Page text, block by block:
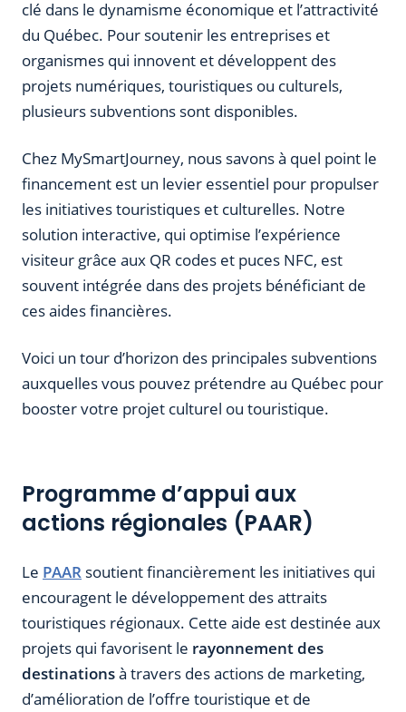
clé dans le dynamisme économique et l’attractivité
du Québec. Pour soutenir les entreprises et
organismes qui innovent et développent des
projets numériques, touristiques ou culturels,
plusieurs subventions sont disponibles.
Chez MySmartJourney, nous savons à quel point le
financement est un levier essentiel pour propulser
les initiatives touristiques et culturelles. Notre
solution interactive, qui optimise l’expérience
visiteur grâce aux QR codes et puces NFC, est
souvent intégrée dans des projets bénéficiant de
ces aides financières.
Voici un tour d’horizon des principales subventions
auxquelles vous pouvez prétendre au Québec pour
booster votre projet culturel ou touristique.
Programme d’appui aux
actions régionales (PAAR)
Le PAAR soutient financièrement les initiatives qui
encouragent le développement des attraits
touristiques régionaux. Cette aide est destinée aux
projets qui favorisent le rayonnement des
destinationsà travers des actions de marketing,
d’amélioration de l’offre touristique et de